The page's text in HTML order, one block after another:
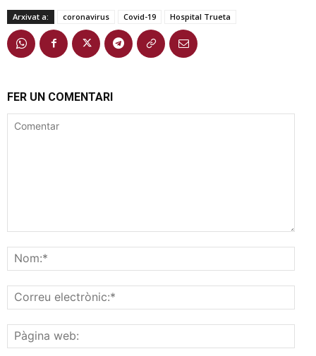
Arxivat a: coronavirus Covid-19 Hospital Trueta
FER UN COMENTARI
web: